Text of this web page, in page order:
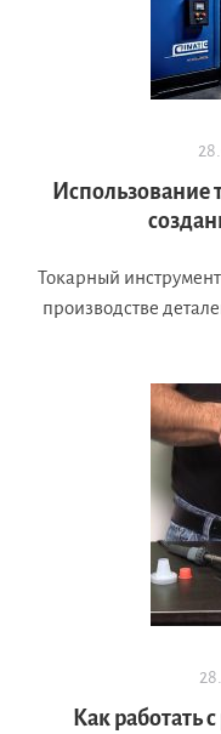
Использование
Токарный
производстве
Как работать